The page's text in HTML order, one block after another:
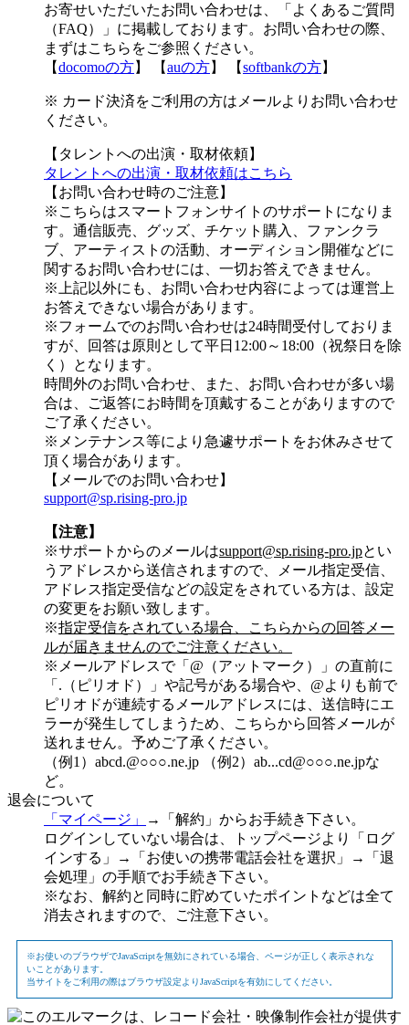
お寄せいただいたお問い合わせは、「よくあるご質問
（FAQ）」に掲載しております。お問い合わせの際、
まずはこちらをご参照ください。
【docomoの方】 【auの方】 【softbankの方】
※ カード決済をご利用の方はメールよりお問い合わせ
ください。
【タレントへの出演・取材依頼】
タレントへの出演・取材依頼はこちら
【お問い合わせ時のご注意】
※こちらはスマートフォンサイトのサポートになりま
す。通信販売、グッズ、チケット購入、ファンクラ
ブ、アーティストの活動、オーディション開催などに
関するお問い合わせには、一切お答えできません。
※上記以外にも、お問い合わせ内容によっては運営上
お答えできない場合があります。
※フォームでのお問い合わせは24時間受付しておりま
すが、
回答は原則として平日12:00～18:00（祝祭日を除
く）
となります。
時間外のお問い合わせ、また、お問い合わせが多い場
合は、ご返答にお時間を頂戴することがありますので
ご了承ください。
※メンテナンス等により急遽サポートをお休みさせて
頂く場合があります。
【メールでのお問い合わせ】
support@sp.rising-pro.jp
【注意】
※サポートからのメールはsupport@sp.rising-pro.jpとい
うアドレスから送信されますので、メール指定受信、
アドレス指定受信などの設定をされている方は、設定
の変更をお願い致します。
※指定受信をされている場合、こちらからの回答メー
ルが届きませんのでご注意ください。
※メールアドレスで「@（アットマーク）」の直前に
「.（ピリオド）」や記号がある場合や、@よりも前で
ピリオドが連続するメールアドレスには、送信時にエ
ラーが発生してしまうため、こちらから回答メールが
送れません。予めご了承ください。
（例1）abcd.@○○○.ne.jp （例2）ab...cd@○○○.ne.jpな
ど。
退会について
「マイページ」
→「解約」からお手続き下さい。
ログインしていない場合は、トップページより「ログ
インする」→「お使いの携帯電話会社を選択」→「退
会処理」の手順でお手続き下さい。
※なお、解約と同時に貯めていたポイントなどは全て
消去されますので、ご注意下さい。
※お使いのブラウザでJavaScriptを無効にされている場合、ページが正しく表示されな
いことがあります。
当サイトをご利用の際はブラウザ設定よりJavaScriptを有効にしてください。